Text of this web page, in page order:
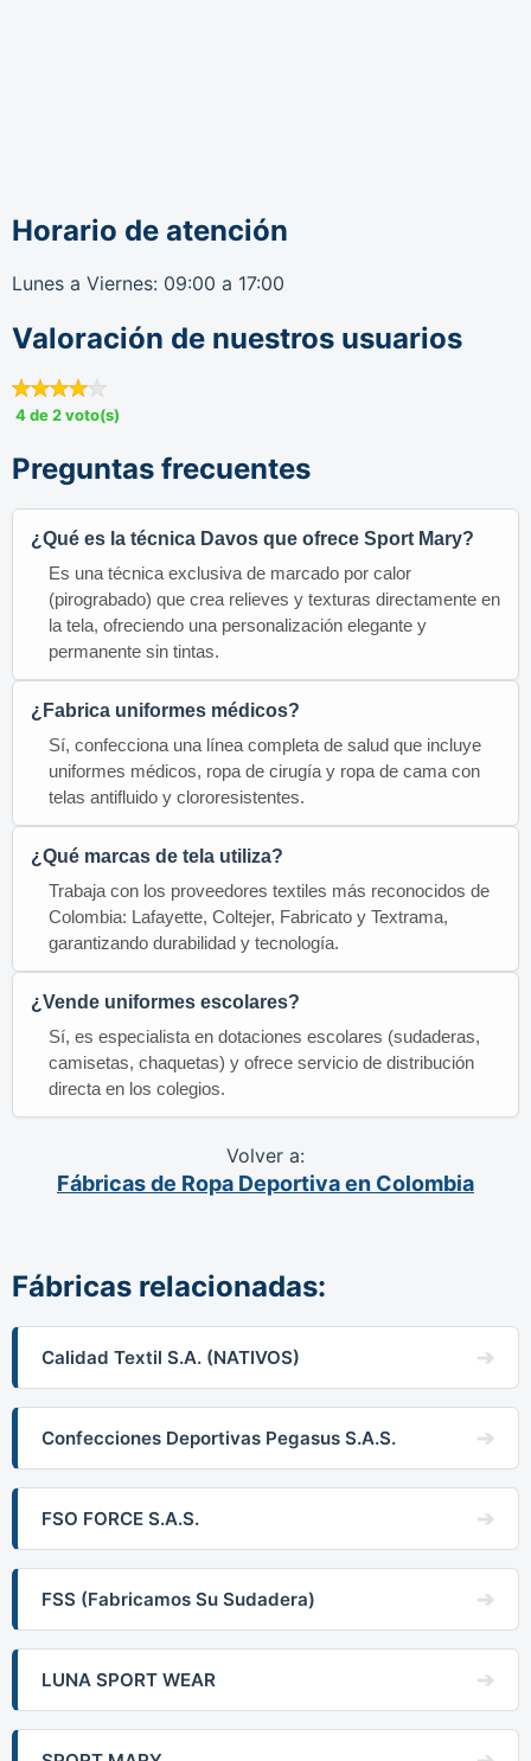
Horario de atención
Lunes a Viernes: 09:00 a 17:00
Valoración de nuestros usuarios
4 de 2 voto(s)
Preguntas frecuentes
¿Qué es la técnica Davos que ofrece Sport Mary?
Es una técnica exclusiva de marcado por calor
(pirograbado) que crea relieves y texturas directamente en
la tela, ofreciendo una personalización elegante y
permanente sin tintas.
¿Fabrica uniformes médicos?
Sí, confecciona una línea completa de salud que incluye
uniformes médicos, ropa de cirugía y ropa de cama con
telas antifluido y clororesistentes.
¿Qué marcas de tela utiliza?
Trabaja con los proveedores textiles más reconocidos de
Colombia: Lafayette, Coltejer, Fabricato y Textrama,
garantizando durabilidad y tecnología.
¿Vende uniformes escolares?
Sí, es especialista en dotaciones escolares (sudaderas,
camisetas, chaquetas) y ofrece servicio de distribución
directa en los colegios.
Volver a:
Fábricas de Ropa Deportiva en Colombia
Fábricas relacionadas:
Calidad Textil S.A. (NATIVOS)
Confecciones Deportivas Pegasus S.A.S.
FSO FORCE S.A.S.
FSS (Fabricamos Su Sudadera)
LUNA SPORT WEAR